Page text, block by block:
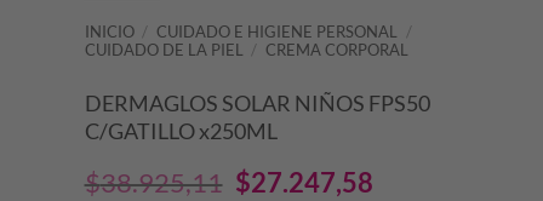
INICIO / CUIDADO E HIGIENE PERSONAL
/
CUIDADO DE LA PIEL
/ CREMA CORPORAL
DERMAGLOS SOLAR NIÑOS FPS50
C/GATILLO x250ML
$38.925,11 El
$27.247,58